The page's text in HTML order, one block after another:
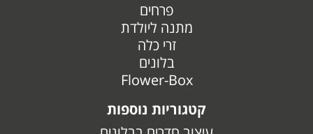
פרחים
מתנה ליולדת
זרי כלה
בלונים
Flower-Box
קטגוריות נוספות